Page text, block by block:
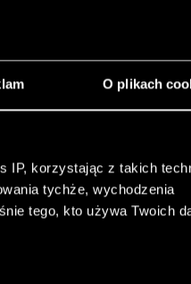
O plikach
IP, korzystając z takich
tychże, wychodzenia
tego, kto używa Twoich